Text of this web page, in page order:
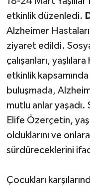
etkinlik düzenledi.
Alzheimer
ziyaret edildi.
çalışanları,
etkinlik
buluşmada,
mutlu anlar yaşadı.
Elife Özerçetin,
olduklarını ve
sürdüreceklerini
Çocukları